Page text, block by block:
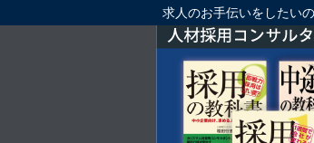
求人のお手伝いをしたい